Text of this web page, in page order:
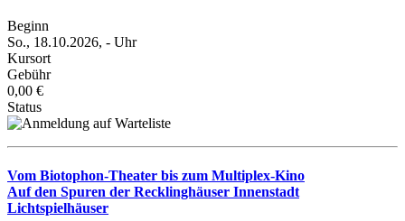
Beginn
So., 18.10.2026, - Uhr
Kursort
Gebühr
0,00 €
Status
Vom Biotophon-Theater bis zum Multiplex-Kino
Auf den Spuren der Recklinghäuser Innenstadt
Lichtspielhäuser